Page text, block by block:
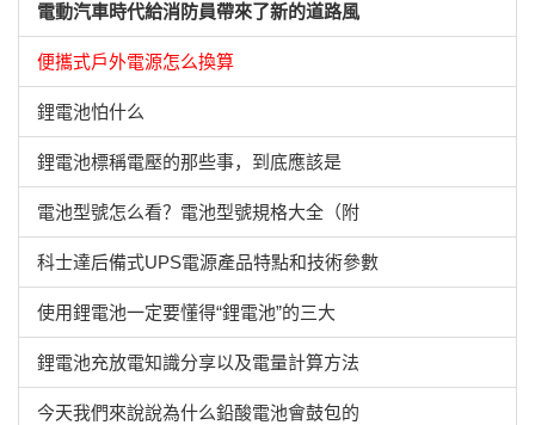
電動汽車時代給消防員帶來了新的道路風
便攜式戶外電源怎么換算
鋰電池怕什么
鋰電池標稱電壓的那些事，到底應該是
電池型號怎么看？電池型號規格大全（附
科士達后備式UPS電源產品特點和技術參數
使用鋰電池一定要懂得“鋰電池”的三大
鋰電池充放電知識分享以及電量計算方法
今天我們來說說為什么鉛酸電池會鼓包的